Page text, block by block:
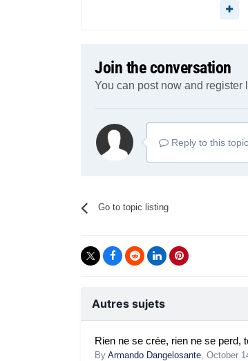
Join the conversation
You can post now and register
Reply to this
Go to topic listing
Autres sujets
Rien ne se crée, rien ne se perd,
By Armando Dangelosante October